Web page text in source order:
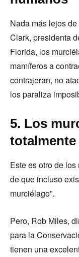
Nada más lejos
Clark, presidenta
Florida, los
mamíferos a
contrajeran, no
los paraliza
5. Los
Este es otro de
de que incluso
murciélago”.
Pero, Rob Miles,
para la
tienen una